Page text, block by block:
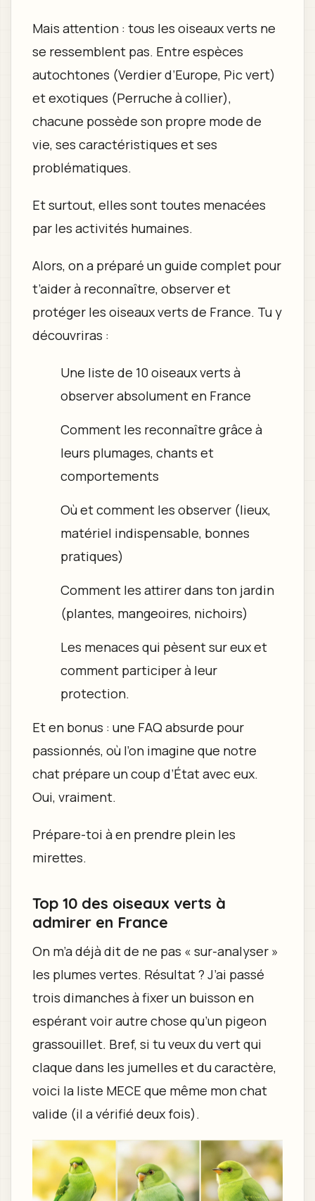
Mais attention : tous les oiseaux verts ne
se ressemblent pas. Entre espèces
autochtones (Verdier d’Europe, Pic vert)
et exotiques (Perruche à collier),
chacune possède son propre mode de
vie, ses caractéristiques et ses
problématiques.
Et surtout, elles sont toutes menacées
par les activités humaines.
Alors, on a préparé un guide complet pour
t’aider à reconnaître, observer et
protéger les oiseaux verts de France. Tu y
découvriras :
Une liste de 10 oiseaux verts à
observer absolument en France
Comment les reconnaître grâce à
leurs plumages, chants et
comportements
Où et comment les observer (lieux,
matériel indispensable, bonnes
pratiques)
Comment les attirer dans ton jardin
(plantes, mangeoires, nichoirs)
Les menaces qui pèsent sur eux et
comment participer à leur
protection.
Et en bonus : une FAQ absurde pour
passionnés, où l’on imagine que notre
chat prépare un coup d’État avec eux.
Oui, vraiment.
Prépare-toi à en prendre plein les
mirettes.
Top 10 des oiseaux verts à
admirer en France
On m’a déjà dit de ne pas « sur-analyser »
les plumes vertes. Résultat ? J’ai passé
trois dimanches à fixer un buisson en
espérant voir autre chose qu’un pigeon
grassouillet. Bref, si tu veux du vert qui
claque dans les jumelles et du caractère,
voici la liste MECE que même mon chat
valide (il a vérifié deux fois).